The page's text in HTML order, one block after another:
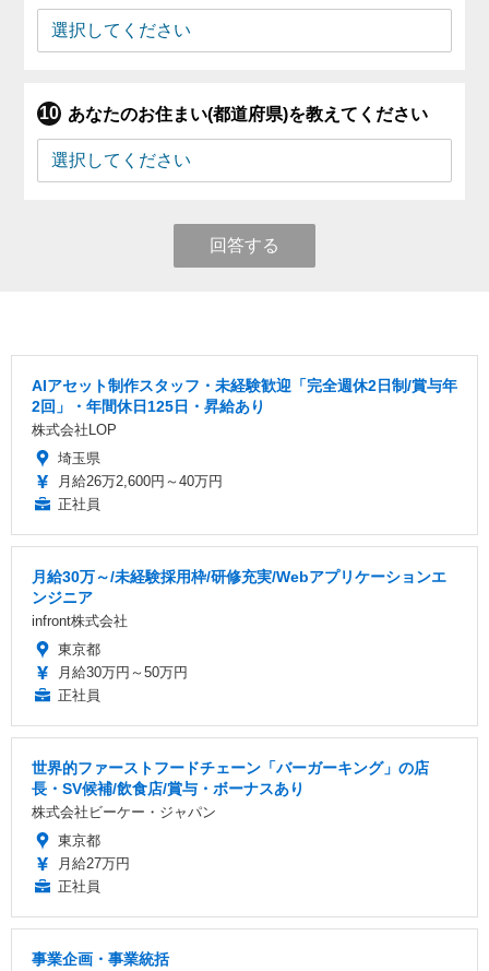
あなたのお住まい(都道府県)を教えてください
回答する
AIアセット制作スタッフ・未経験歓迎「完全週休2日制/賞与年
2回」・年間休日125日・昇給あり
株式会社LOP
埼玉県
月給26万2,600円～40万円
正社員
月給30万～/未経験採用枠/研修充実/Webアプリケーションエ
ンジニア
infront株式会社
東京都
月給30万円～50万円
正社員
世界的ファーストフードチェーン「バーガーキング」の店
長・SV候補/飲食店/賞与・ボーナスあり
株式会社ビーケー・ジャパン
東京都
月給27万円
正社員
事業企画・事業統括